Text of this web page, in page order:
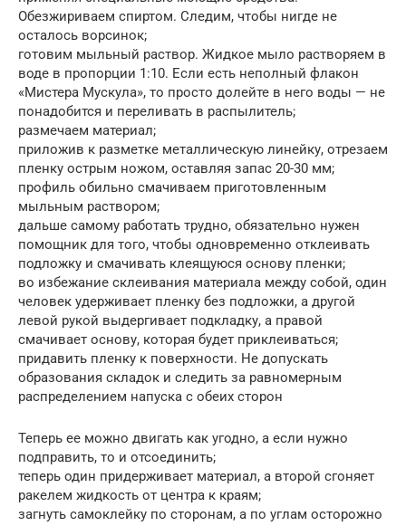
Обезжириваем спиртом. Следим, чтобы нигде не
осталось ворсинок;
готовим мыльный раствор. Жидкое мыло растворяем в
воде в пропорции 1:10. Если есть неполный флакон
«Мистера Мускула», то просто долейте в него воды — не
понадобится и переливать в распылитель;
размечаем материал;
приложив к разметке металлическую линейку, отрезаем
пленку острым ножом, оставляя запас 20-30 мм;
профиль обильно смачиваем приготовленным
мыльным раствором;
дальше самому работать трудно, обязательно нужен
помощник для того, чтобы одновременно отклеивать
подложку и смачивать клеящуюся основу пленки;
во избежание склеивания материала между собой, один
человек удерживает пленку без подложки, а другой
левой рукой выдергивает подкладку, а правой
смачивает основу, которая будет приклеиваться;
придавить пленку к поверхности. Не допускать
образования складок и следить за равномерным
распределением напуска с обеих сторон
Теперь ее можно двигать как угодно, а если нужно
подправить, то и отсоединить;
теперь один придерживает материал, а второй сгоняет
ракелем жидкость от центра к краям;
загнуть самоклейку по сторонам, а по углам осторожно